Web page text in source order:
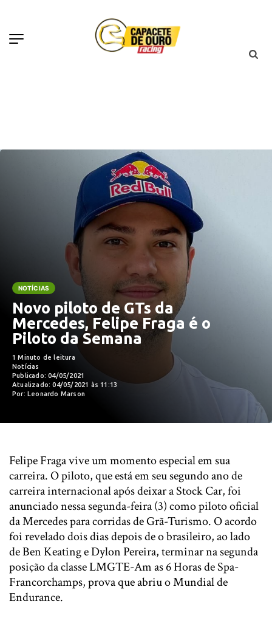
NOTÍCIAS
Novo piloto de GTs da
Mercedes, Felipe Fraga é o
Piloto da Semana
1 Minuto de leitura
Notícias
Publicado: 04/05/2021
Atualizado: 04/05/2021 às 11:13
Por: Leonardo Marson
Felipe Fraga vive um momento especial em sua
carreira. O piloto, que está em seu segundo ano de
carreira internacional após deixar a Stock Car, foi
anunciado nessa segunda-feira (3) como piloto oficial
da Mercedes para corridas de Grã-Turismo. O acordo
foi revelado dois dias depois de o brasileiro, ao lado
de Ben Keating e Dylon Pereira, terminar na segunda
posição da classe LMGTE-Am as 6 Horas de Spa-
Francorchamps, prova que abriu o Mundial de
Endurance.